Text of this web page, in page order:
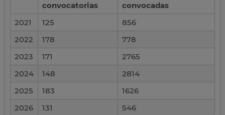
convocatorias
convocadas
2021
125
856
2022
178
778
2023
171
2765
2024
148
2814
2025
183
1626
2026
131 546